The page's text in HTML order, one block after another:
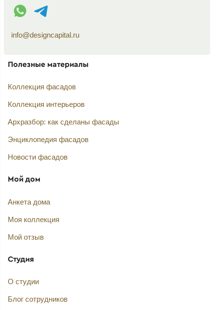
WhatsApp контакт
Telegram контакт
info@designcapital.ru
Полезные материалы
Коллекция фасадов
Коллекция интерьеров
Архразбор: как сделаны фасады
Энциклопедия фасадов
Новости фасадов
Мой дом
Анкета дома
Моя коллекция
Мой отзыв
Студия
О студии
Блог сотрудников